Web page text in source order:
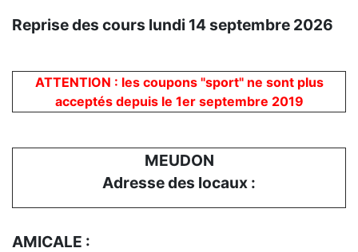
Reprise des cours lundi 14 septembre 2026
ATTENTION : les coupons "sport" ne sont plus
acceptés depuis le 1er septembre 2019
MEUDON
Adresse des locaux :
AMICALE :